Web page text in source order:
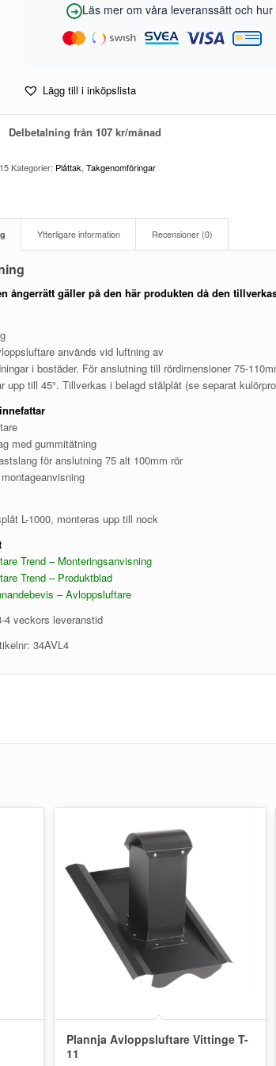
Läs mer om våra leveranssätt och
Lägg till i inköpslista
Delbetalning från 107kr/månad
Kategorier: Plåttak ,Takgenomföringar
Ytterligare information Recensioner (0)
ångerrätt gäller på den här produkten då den
används vid luftning av
i bostäder. För anslutning till rördimensioner 75-
upp till 45°. Tillverkas i belagd stålplåt (se separat
med gummitätning
för anslutning 75 alt 100mm rör
L-1000, monteras upp till nock
Trend – Monteringsanvisning
Trend – Produktblad
– Avloppsluftare
4 veckors leveranstid
34AVL4
Plannja Avloppsluftare Vittinge T-
11